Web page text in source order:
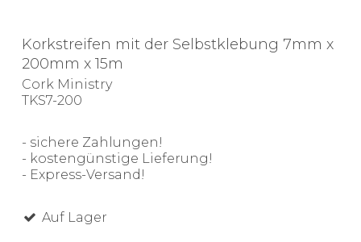
Korkstreifen mit der Selbstklebung 7mm x
200mm x 15m
Cork Ministry
TKS7-200
- sichere Zahlungen!
- kostengünstige Lieferung!
- Express-Versand!
Auf Lager